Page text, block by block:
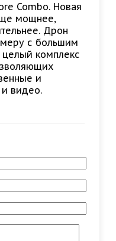
Combo. Новая
мощнее,
Дрон
с большим
комплекс
и
видео.